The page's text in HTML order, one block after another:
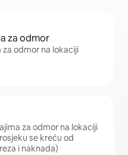
za odmor
odmor na lokaciji
za odmor na lokaciji
se kreću od
i naknada)